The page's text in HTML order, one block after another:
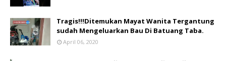
Tragis!!!Ditemukan Mayat Wanita Tergantung
sudah Mengeluarkan Bau Di Batuang Taba.
April 06, 2020